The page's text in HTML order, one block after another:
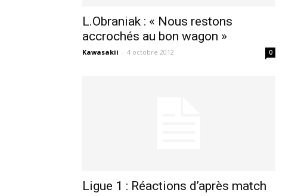
L.Obraniak : « Nous restons
accrochés au bon wagon »
Kawasakii - 4 octobre 2012 0
Ligue 1 : Réactions d’après match